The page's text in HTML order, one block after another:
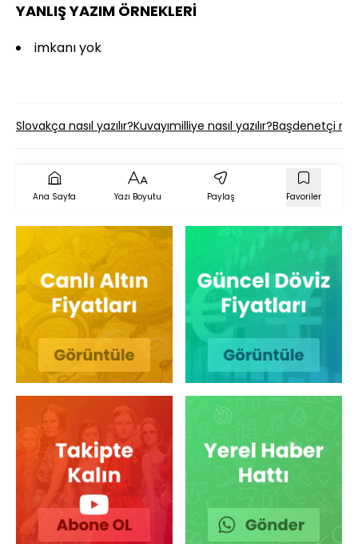
YANLIŞ YAZIM ÖRNEKLERİ
imkanı yok
Slovakça nasıl yazılır?Kuvayımilliye nasıl yazılır?Başdenetçi
Ana Sayfa Yazı Boyutu Paylaş Favoriler